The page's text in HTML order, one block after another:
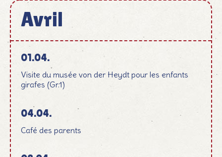
Avril
April
01.04.
Visite du musée von der Heydt pour les enfants
girafes (Gr.1)
04.04.
Café des parents